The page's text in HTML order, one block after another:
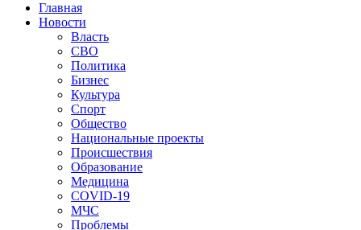
Главная
Новости
Власть
СВО
Политика
Бизнес
Культура
Спорт
Общество
Национальные проекты
Происшествия
Образование
Медицина
COVID-19
МЧС
Проблемы